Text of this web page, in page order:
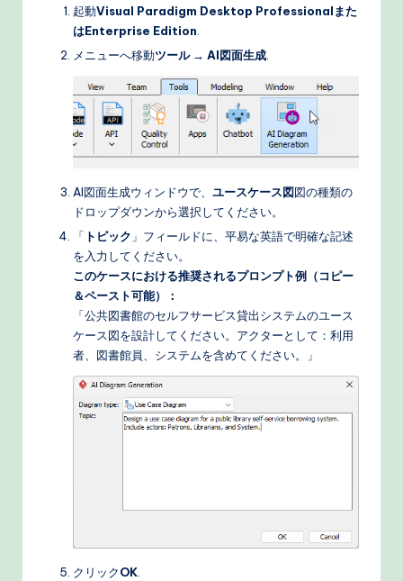
起動Visual Paradigm Desktop Professionalまた
はEnterprise Edition
メニューへ移動ツール → AI図面生成
AI図面生成ウィンドウで、 ユースケース図図の種類の
ドロップダウンから選択してください。
「 トピック 」フィールドに、平易な英語で明確な記述
を入力してください。
このケースにおける推奨されるプロンプト例（コピー
＆ペースト可能）：
「公共図書館のセルフサービス貸出システムのユース
ケース図を設計してください。アクターとして：利用
者、図書館員、システムを含めてください。」
クリックOK